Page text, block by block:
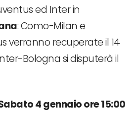
ed Inter in
: Como-Milan e
verranno recuperate il 14
Bologna si disputerà il
Sabato 4 gennaio ore 15:00